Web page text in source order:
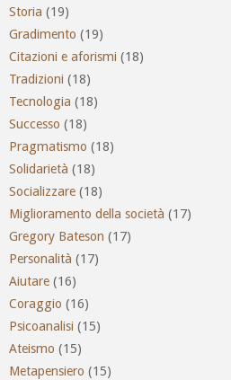
Storia (19)
Gradimento (19)
Citazioni e aforismi (18)
Tradizioni (18)
Tecnologia (18)
Successo (18)
Pragmatismo (18)
Solidarietà (18)
Socializzare (18)
Miglioramento della società (17)
Gregory Bateson (17)
Personalità (17)
Aiutare (16)
Coraggio (16)
Psicoanalisi (15)
Ateismo (15)
Metapensiero (15)